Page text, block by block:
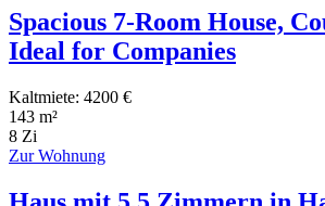
Spacious 7-Room House,
Ideal for Companies
Kaltmiete: 4200 €
143 m²
8 Zi
Zur Wohnung